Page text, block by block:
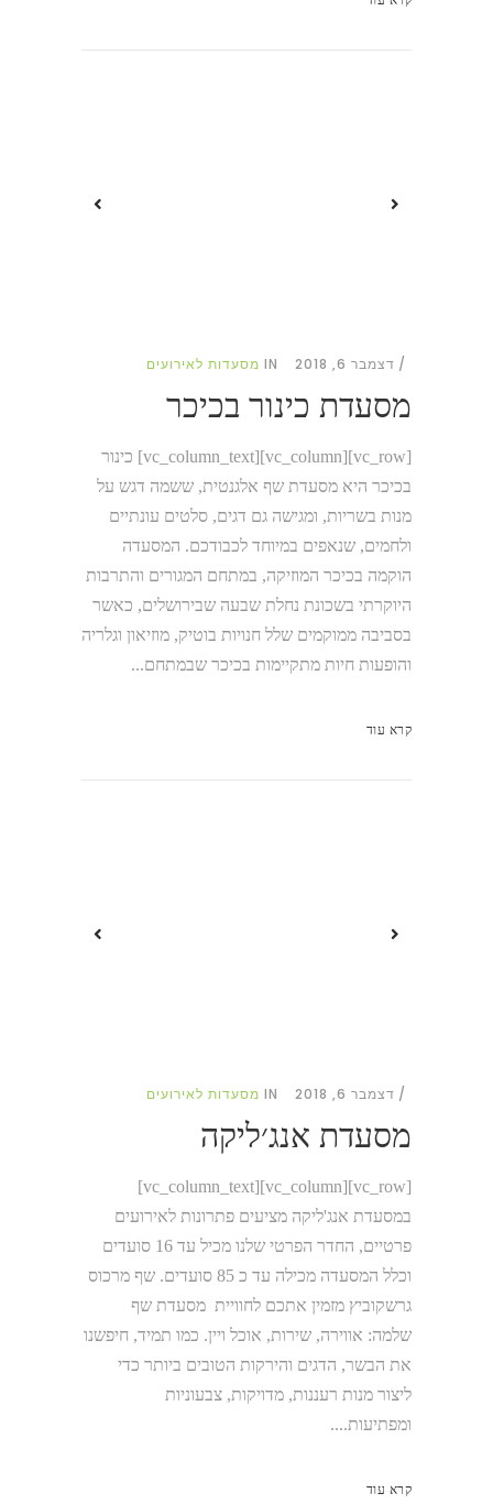
דצמבר 6, 2018 IN מסעדות לאירועים
מסעדת כינור בכיכר
[vc_row][vc_column][vc_column_text] כינור
בכיכר היא מסעדת שף אלגנטית, ששמה דגש על
מנות בשריות, ומגישה גם דגים, סלטים עונתיים
ולחמים, שנאפים במיוחד לכבודכם. המסעדה
הוקמה בכיכר המוזיקה, במתחם המגורים והתרבות
היוקרתי בשכונת נחלת שבעה שבירושלים, כאשר
בסביבה ממוקמים שלל חנויות בוטיק, מוזיאון וגלריה
והופעות חיות מתקיימות בכיכר שבמתחם...
קרא עוד
דצמבר 6, 2018 IN מסעדות לאירועים
מסעדת אנג׳ליקה
[vc_row][vc_column][vc_column_text]
במסעדת אנג'ליקה מציעים פתרונות לאירועים
פרטיים, החדר הפרטי שלנו מכיל עד 16 סועדים
וכלל המסעדה מכילה עד כ 85 סועדים. שף מרכוס
גרשקוביץ מזמין אתכם לחוויית מסעדת שף
שלמה: אווירה, שירות, אוכל ויין. כמו תמיד, חיפשנו
את הבשר, הדגים והירקות הטובים ביותר כדי
ליצור מנות רעננות, מדויקות, צבעוניות
ומפתיעות....
קרא עוד